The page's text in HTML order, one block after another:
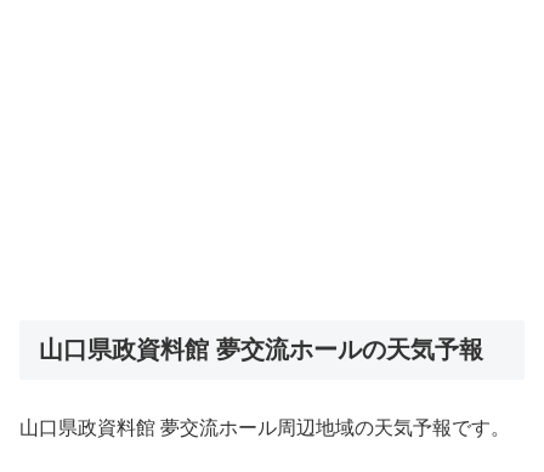
山口県政資料館 夢交流ホールの天気予報
山口県政資料館 夢交流ホール周辺地域の天気予報です。